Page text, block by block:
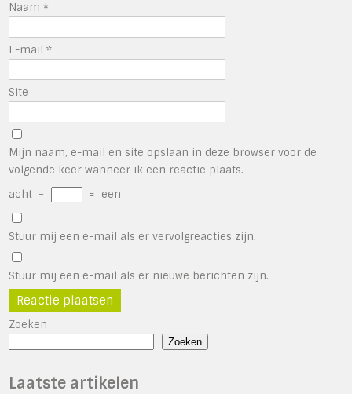
Naam*
E-mail*
Site
Mijn naam, e-mail en site opslaan in deze browser voor de
volgende keer wanneer ik een reactie plaats.
acht − = een
Stuur mij een e-mail als er vervolgreacties zijn.
Stuur mij een e-mail als er nieuwe berichten zijn.
Zoeken
Zoeken
Laatste artikelen